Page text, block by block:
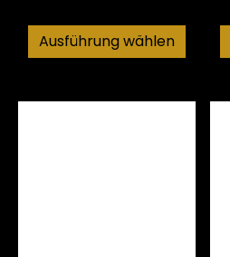
Ausführung wählen